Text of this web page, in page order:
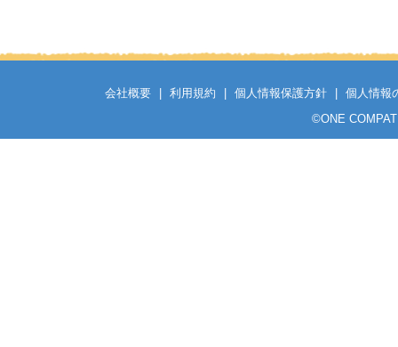
会社概要 利用規約 個人情報保護方針
個人情報
©ONE